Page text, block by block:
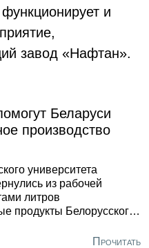
и
завод «Нафтан».
Беларуси
производство
университета
из рабочей
литров
продукты Белорусского
ученых они
Прочитать